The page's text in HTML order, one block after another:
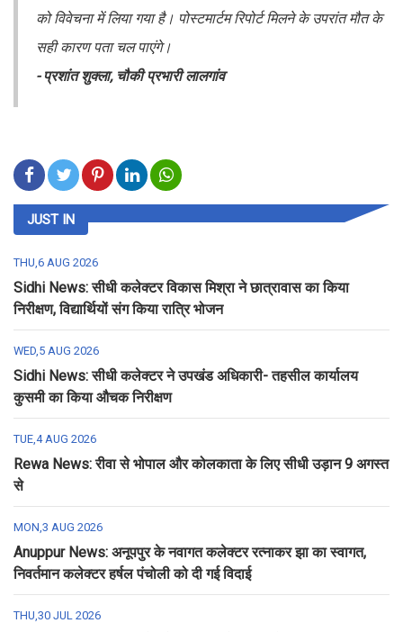
को विवेचना में लिया गया है। पोस्टमार्टम रिपोर्ट मिलने के उपरांत मौत के
सही कारण पता चल पाएंगे।
- प्रशांत शुक्ला, चौकी प्रभारी लालगांव
JUST IN
THU,6 AUG 2026
Sidhi News: सीधी कलेक्टर विकास मिश्रा ने छात्रावास का किया
निरीक्षण, विद्यार्थियों संग किया रात्रि भोजन
WED,5 AUG 2026
Sidhi News: सीधी कलेक्टर ने उपखंड अधिकारी- तहसील कार्यालय
कुसमी का किया औचक निरीक्षण
TUE,4 AUG 2026
Rewa News: रीवा से भोपाल और कोलकाता के लिए सीधी उड़ान 9 अगस्त
से
MON,3 AUG 2026
Anuppur News: अनूपपुर के नवागत कलेक्टर रत्नाकर झा का स्वागत,
निवर्तमान कलेक्टर हर्षल पंचोली को दी गई विदाई
THU,30 JUL 2026